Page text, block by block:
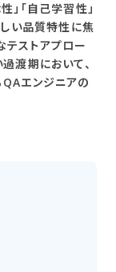
「自己学習性」
しい品質特性に焦
テストアプロー
渡期において、
エンジニアの